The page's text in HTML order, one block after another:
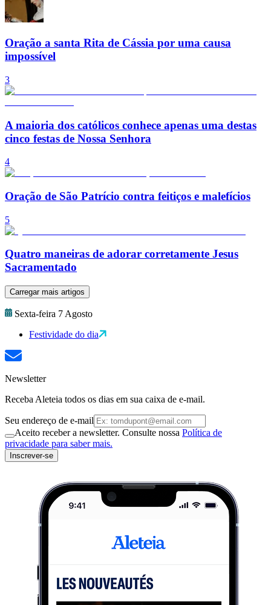
Oração a santa Rita de Cássia por uma causa
impossível
3
A maioria dos católicos conhece apenas uma destas
cinco festas de Nossa Senhora
4
Oração de São Patrício contra feitiços e malefícios
5
Quatro maneiras de adorar corretamente Jesus
Sacramentado
Carregar mais artigos
Sexta-feira 7 Agosto
Festividade do dia
Newsletter
Receba Aleteia todos os dias em sua caixa de e-mail.
Seu endereço de e-mail
Aceito receber a newsletter. Consulte nossa Política de
privacidade para saber mais.
Inscrever-se